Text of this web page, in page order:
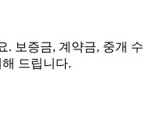
. 보증금, 계약금, 중개 수
드립니다.